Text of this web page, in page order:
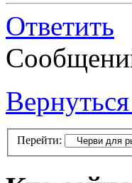
Ответить
Перейти: